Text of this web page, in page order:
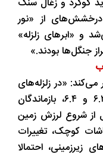
گوگرد و زغال سنگ
درخشش‌های از «نور
و «ابرهای زلزله»
جنگل‌ها بودند.»
می‌کند: «در زلزله‌های
ورزقان ۲۱ مرداد ۱۳۹۱ با بزرگاهای ۶.۲ و ۶.۴، بازماندگان
از شروع لرزش زمین
کوچک، تغییرات
زیرزمینی، احتمالا